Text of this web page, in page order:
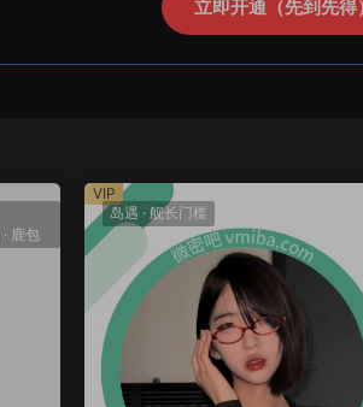
立即开通（先到先得）
· 鹿包
岛遇 ·舰长门槛
VIP